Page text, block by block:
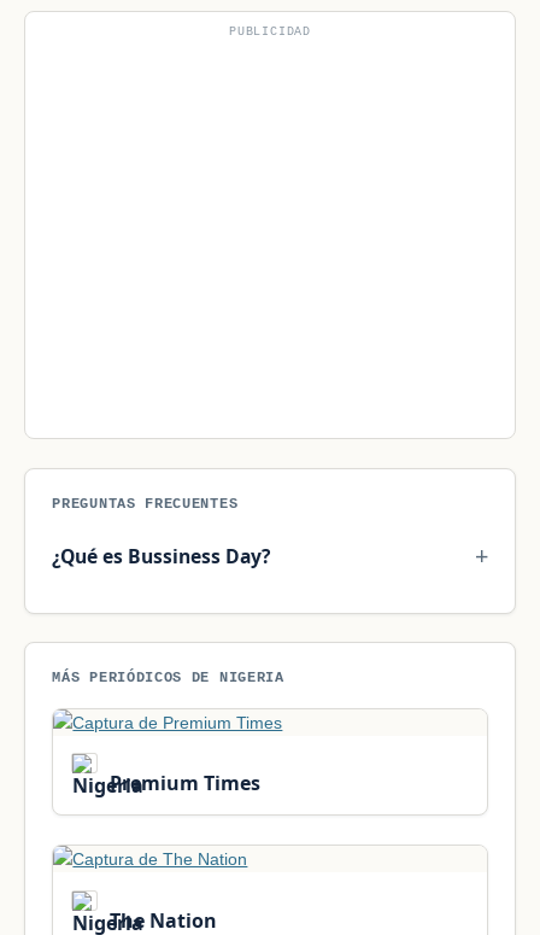
PUBLICIDAD
PREGUNTAS FRECUENTES
¿Qué es Bussiness Day?
MÁS PERIÓDICOS DE NIGERIA
Premium Times
The Nation